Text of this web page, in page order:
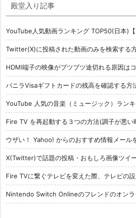
殿堂入り記事
YouTube人気動画ランキング TOP50(日本)【
Twitter(X)に投稿された動画のみを検索する
HDMI端子の映像がブツブツ途切れる原因は
バニラVisaギフトカードの残高を確認する方
YouTube 人気の音楽（ミュージック）ランキ
Fire TV を再起動する３つの方法(調子が悪い
ウザい！ Yahoo! からのおすすめ情報メール
X(Twitter)で話題の投稿・おもしろ画像ツイ
Fire TVに繋ぐテレビを変えた際、テレビの
Nintendo Switch Onlineのフレンドのオンラ